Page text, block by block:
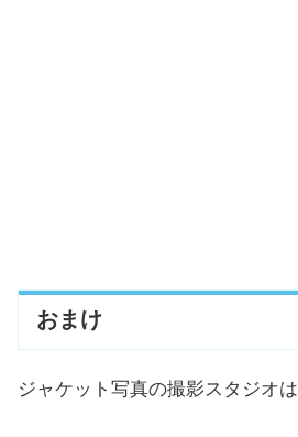
おまけ
ジャケット写真の撮影スタジオは